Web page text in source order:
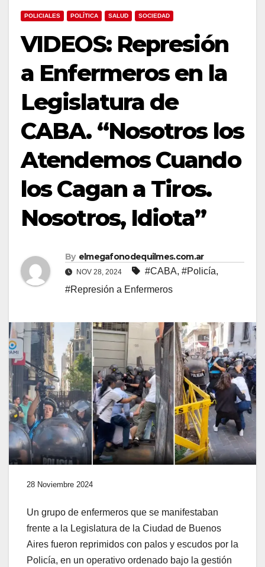
POLICIALES POLÍTICA SALUD SOCIEDAD
VIDEOS: Represión
a Enfermeros en la
Legislatura de
CABA. “Nosotros los
Atendemos Cuando
los Cagan a Tiros.
Nosotros, Idiota”
By elmegafonodequilmes.com.ar
NOV 28, 2024 #CABA, #Policía,
#Represión a Enfermeros
28 Noviembre 2024
Un grupo de enfermeros que se manifestaban
frente a la Legislatura de la Ciudad de Buenos
Aires fueron reprimidos con palos y escudos por la
Policía, en un operativo ordenado bajo la gestión